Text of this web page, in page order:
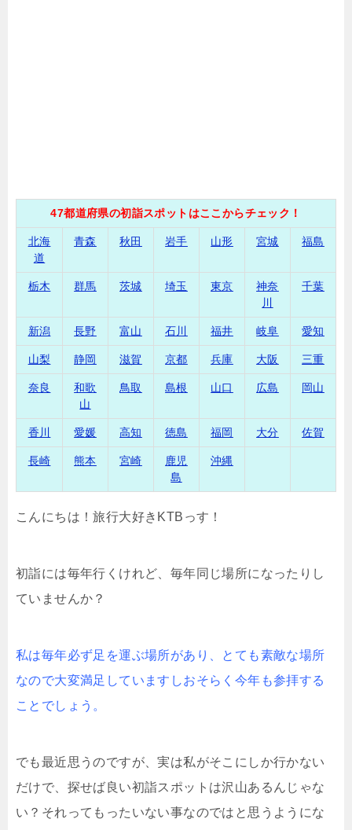
47都道府県の初詣スポットはここからチェック！
北海
道
青森 秋田 岩手 山形 宮城 福島
栃木 群馬 茨城 埼玉 東京
神奈
川
千葉
新潟 長野 富山 石川 福井 岐阜 愛知
山梨 静岡 滋賀 京都 兵庫 大阪 三重
奈良
和歌
山
鳥取 島根 山口 広島 岡山
香川 愛媛 高知 徳島 福岡 大分 佐賀
長崎 熊本 宮崎
鹿児
島
沖縄
こんにちは！旅行大好きKTBっす！
初詣には毎年行くけれど、毎年同じ場所になったりし
ていませんか？
私は毎年必ず足を運ぶ場所があり、とても素敵な場所
なので大変満足していますしおそらく今年も参拝する
ことでしょう。
でも最近思うのですが、実は私がそこにしか行かない
だけで、探せば良い初詣スポットは沢山あるんじゃな
い？それってもったいない事なのではと思うようにな